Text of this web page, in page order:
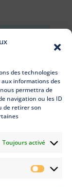
des technologies
informations des
permettra de
navigation ou les ID
de retirer son
Toujours activé